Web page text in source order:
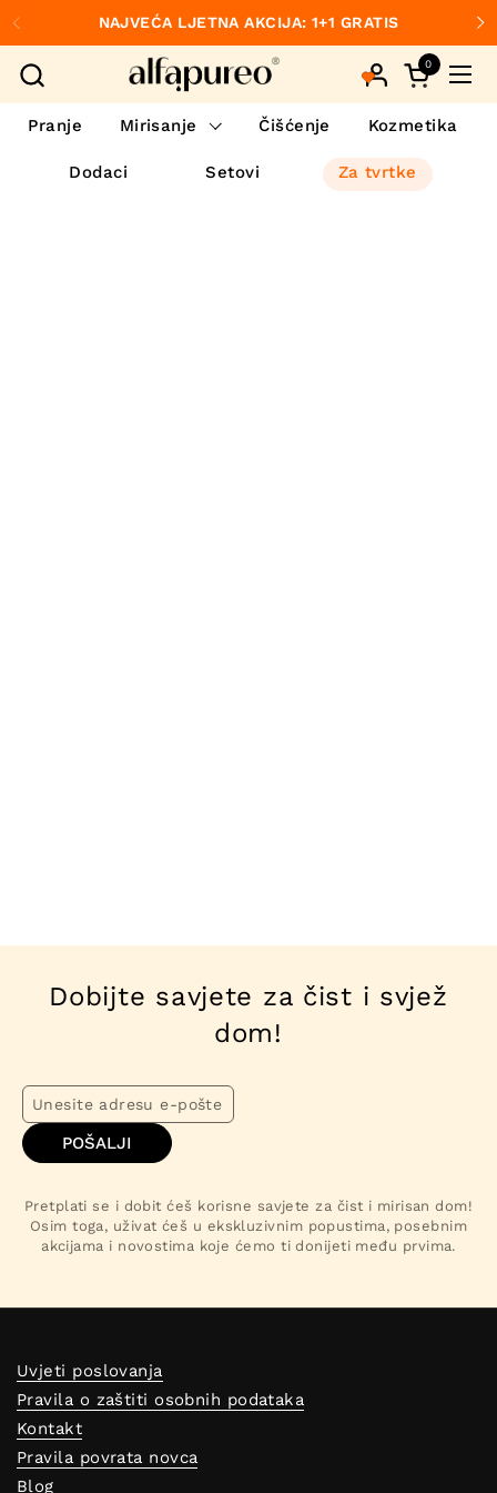
Preskoči na sadržaj
Prethodno
NAJVEĆA LJETNA AKCIJA: 1+1 GRATIS
Otvori
0
Pranje Mirisanje Čišćenje Kozmetika
Dodaci Setovi Za tvrtke
Dobijte savjete za čist i svjež
dom!
POŠALJI
Pretplati se i dobit ćeš korisne savjete za čist i mirisan dom!
Osim toga, uživat ćeš u ekskluzivnim popustima, posebnim
akcijama i novostima koje ćemo ti donijeti među prvima.
Uvjeti poslovanja
Pravila o zaštiti osobnih podataka
Kontakt
Pravila povrata novca
Blog